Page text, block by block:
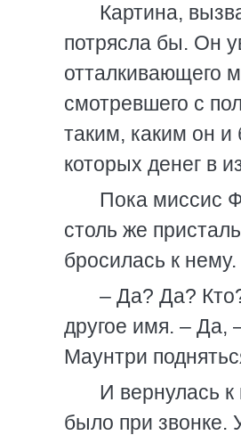
Картина,
потрясла бы. Он
отталкивающего
смотревшего с
таким, каким он
которых денег в
Пока миссис
столь же
бросилась к
– Да? Да?
другое имя. – Да,
Маунтри
И вернулась
было при звонке.